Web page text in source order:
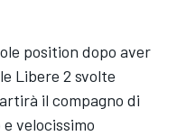
position dopo aver
Libere 2 svolte
il compagno di
velocissimo